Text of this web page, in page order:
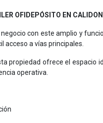
OFIDEPÓSITO EN
con este amplio y
acceso a vías principales.
propiedad ofrece el espacio
operativa.